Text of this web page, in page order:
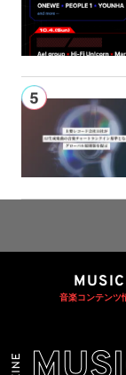
MUSIC
音楽コンテンツ